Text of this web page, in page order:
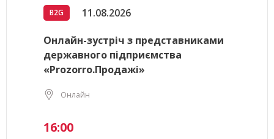
B2G 11.08.2026
Онлайн-зустріч з представниками
державного підприємства
«Prozorro.Продажі»
Онлайн
16:00